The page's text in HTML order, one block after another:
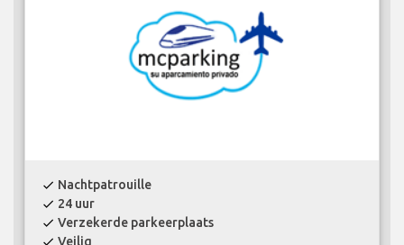
check Nachtpatrouille
check 24 uur
check Verzekerde parkeerplaats
check Veilig